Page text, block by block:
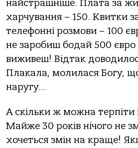
найстрашніше. Плата за
харчування – 150. Квитки
телефонні розмови – 100
не заробиш бодай 500 євро
виживеш! Відтак
Плакала, молилася Богу,
наругу…
А скільки ж можна
Майже 30 років нічого не
хочеться змін на краще!